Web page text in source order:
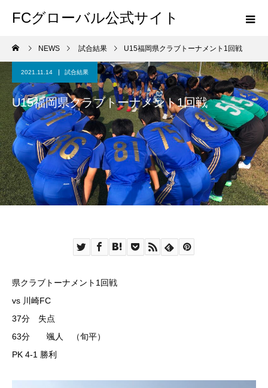
FCグローバル公式サイト
NEWS 試合結果 U15福岡県クラブトーナメント1回戦
2021.11.14 試合結果
U15福岡県クラブトーナメント1回戦
県クラブトーナメント1回戦
vs 川崎FC
37分 失点
63分 颯人 （旬平）
PK 4-1 勝利